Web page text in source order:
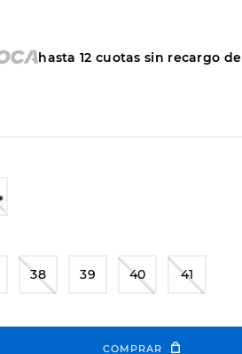
hasta12 cuotas sin recargo de
38 39 40 41
COMPRAR